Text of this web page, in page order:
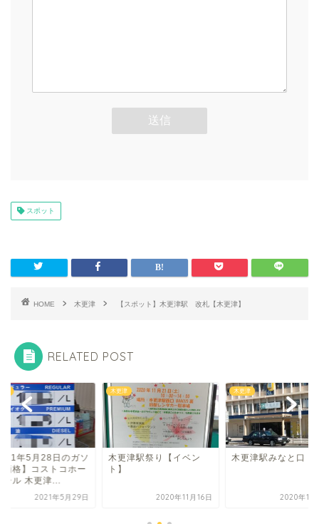
スポット
HOME 木更津 【スポット】木更津駅 改札【木更津】
RELATED POST
年5月28日のガソ
価格】コストコホー
ール 木更津...
2021年5月29日
木更津
木更津駅祭り【イベン
ト】
2020年11月16日
木更津
木更津駅みなと口
2020年11